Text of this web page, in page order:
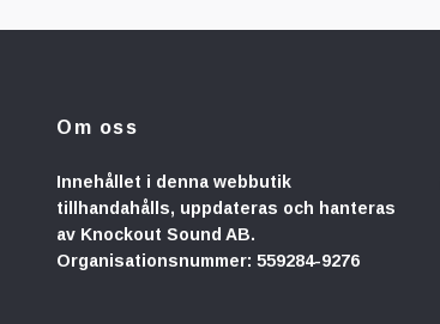
Om oss
Innehållet i denna webbutik
tillhandahålls, uppdateras och hanteras
av Knockout Sound AB.
Organisationsnummer: 559284-9276